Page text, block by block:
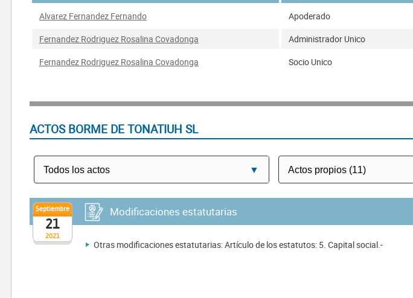
Alvarez Fernandez Fernando
Apoderado
Fernandez Rodriguez Rosalina Covadonga
Administrador Unico
Fernandez Rodriguez Rosalina Covadonga
Socio Unico
ACTOS BORME DE TONATIUH SL
2021
Septiembre
21
Modificaciones estatutarias
Otras modificaciones estatutarias: Artículo de los estatutos: 5. Capital social.-